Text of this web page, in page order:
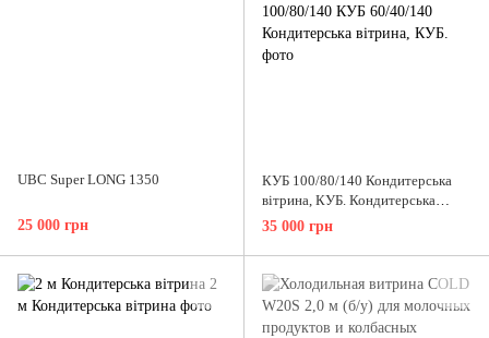
UBC Super LONG 1350
25 000 грн
КУБ 100/80/140 Кондитерська
вітрина, КУБ. Кондитерська
вітрина 100/80/140
35 000 грн